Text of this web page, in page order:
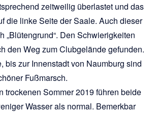
zeitweilig überlastet und das
die linke Seite der Saale. Auch dieser
„Blütengrund“. Den Schwierigkeiten
den Weg zum Clubgelände gefunden.
bis zur Innenstadt von Naumburg sind
Fußmarsch.
trockenen Sommer 2019 führen beide
Wasser als normal. Bemerkbar